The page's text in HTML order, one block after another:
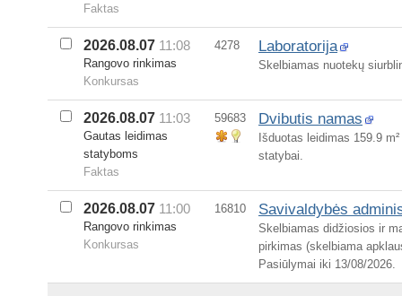
Faktas
2026.08.07 11:08
Rangovo rinkimas
Konkursas
4278 Laboratorija
Skelbiamas nuotekų
2026.08.07 11:03
Gautas leidimas
statyboms
Faktas
59683 Dvibutis namas
Išduotas leidimas 159.9
statybai.
2026.08.07 11:00
Rangovo rinkimas
Konkursas
16810 Savivaldybės
Skelbiamas didžiosios ir
pirkimas (skelbiama
Pasiūlymai iki 13/08/2026.